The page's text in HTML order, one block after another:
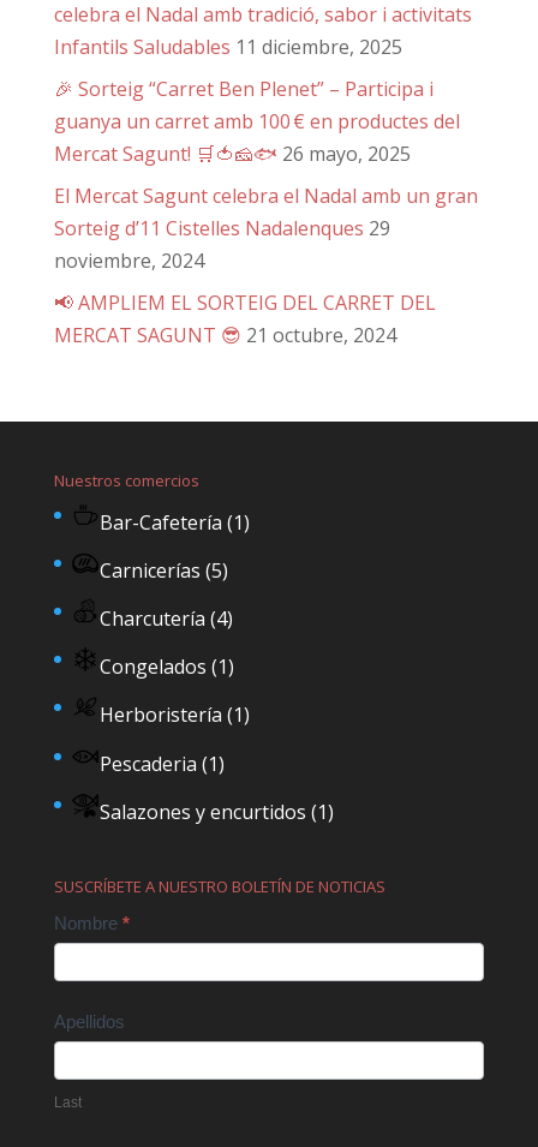
celebra el Nadal amb tradició, sabor i activitats
Infantils Saludables 11 diciembre, 2025
🎉 Sorteig “Carret Ben Plenet” – Participa i
guanya un carret amb 100 € en productes del
Mercat Sagunt! 🛒🍅🧀🐟 26 mayo, 2025
El Mercat Sagunt celebra el Nadal amb un gran
Sorteig d’11 Cistelles Nadalenques 29
noviembre, 2024
📢 AMPLIEM EL SORTEIG DEL CARRET DEL
MERCAT SAGUNT 😎 21 octubre, 2024
Nuestros comercios
Bar-Cafetería (1)
Carnicerías (5)
Charcutería (4)
Congelados (1)
Herboristería (1)
Pescaderia (1)
Salazones y encurtidos (1)
SUSCRÍBETE A NUESTRO BOLETÍN DE NOTICIAS
Contact
Nombre *
Apellidos
Last